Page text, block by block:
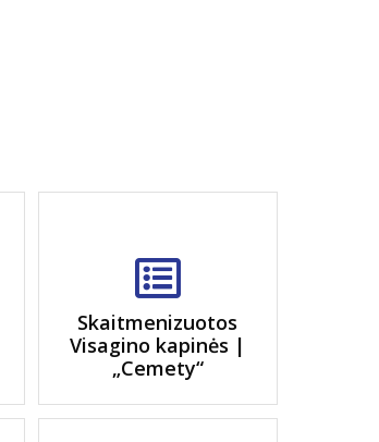
Skaitmenizuotos
Visagino kapinės |
„Cemety“